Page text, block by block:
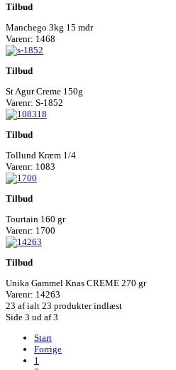
Tilbud
Manchego 3kg 15 mdr
Varenr: 1468
Tilbud
St Agur Creme 150g
Varenr: S-1852
Tilbud
Tollund Kræm 1/4
Varenr: 1083
Tilbud
Tourtain 160 gr
Varenr: 1700
Tilbud
Unika Gammel Knas CREME 270 gr
Varenr: 14263
23 af ialt 23 produkter indlæst
Side 3 ud af 3
Start
Forrige
1